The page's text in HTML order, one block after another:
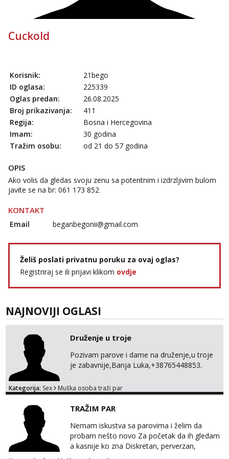
Cuckold
Korisnik:
21bego
ID oglasa:
225339
Oglas predan:
26.08.2025
Broj prikazivanja:
411
Regija:
Bosna i Hercegovina
Imam:
30 godina
Tražim osobu:
od 21 do 57 godina
OPIS
Ako volis da gledas svoju zenu sa potentnim i izdrzljivim bulom
javite se na br: 061 173 852
KONTAKT
Email beganbegonii@gmail.com
Želiš poslati privatnu poruku za ovaj oglas?
Registriraj se ili prijavi klikom ovdje
NAJNOVIJI OGLASI
Druženje u troje
Pozivam parove i dame na druženje,u troje
je zabavnije,Banja Luka,+38765448853.
Kategorija: Sex Muška osoba traži par
TRAŽIM PAR
Nemam iskustva sa parovima i želim da
probam nešto novo Za početak da ih gledam
a kasnije ko zna Diskretan, perverzan,
korektan. Solo muškarci me ne zanimaju!!!